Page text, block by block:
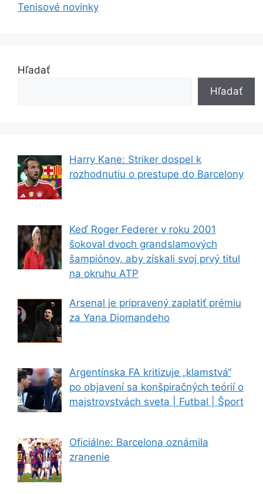
Tenisové novinky
Hľadať
Hľadať
Harry Kane: Striker dospel k
rozhodnutiu o prestupe do Barcelony
Keď Roger Federer v roku 2001
šokoval dvoch grandslamových
šampiónov, aby získali svoj prvý titul
na okruhu ATP
Arsenal je pripravený zaplatiť prémiu
za Yana Diomandeho
Argentínska FA kritizuje „klamstvá“
po objavení sa konšpiračných teórií o
majstrovstvách sveta | Futbal | Šport
Oficiálne: Barcelona oznámila
zranenie